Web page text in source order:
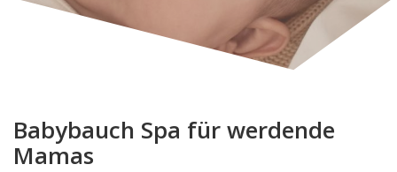
Babybauch Spa für werdende
Mamas